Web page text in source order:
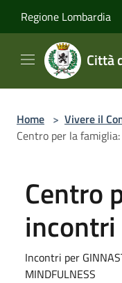
Regione Lombardia
Città
Home > Vivere il
Centro per la
Centro
Incontri per
MINDFULNESS